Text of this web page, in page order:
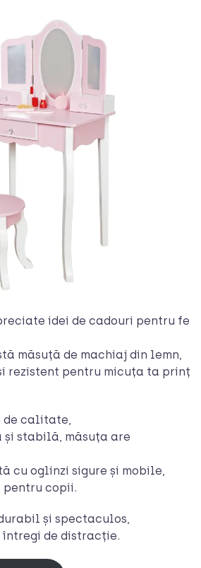
idei de cadouri pentru fe
măsuță de machiaj din lemn,
rezistent pentru micuța ta prinț
de calitate,
stabilă, măsuța are
cu oglinzi sigure și mobile,
copii.
și spectaculos,
de distracție.